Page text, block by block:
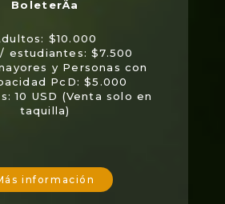
$10.000
estudiantes: $7.500
y Personas con
PcD: $5.000
10 USD (Venta solo en
taquilla)
información